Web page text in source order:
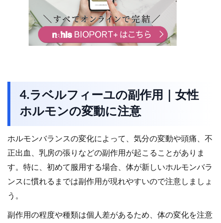
4.ラベルフィーユの副作用｜女性
ホルモンの変動に注意
ホルモンバランスの変化によって、気分の変動や頭痛、不
正出血、乳房の張りなどの副作用が起こることがありま
す。特に、初めて服用する場合、体が新しいホルモンバラ
ンスに慣れるまでは副作用が現れやすいので注意しましょ
う。
副作用の程度や種類は個人差があるため、体の変化を注意